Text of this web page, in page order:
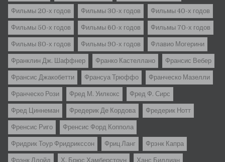
Фильмы 20-х годов Фильмы 30-х годов Фильмы 40-х годов
Фильмы 50-х годов Фильмы 60-х годов Фильмы 70-х годов
Фильмы 80-х годов Фильмы 90-х годов Флавио Могерини
Франклин Дж. Шаффнер Франко Кастеллано Франсис Вебер
Франсис Джакобетти Франсуа Трюффо Франческо Мазелли
Франческо Рози Фред М. Уилкокс Фред Ф. Сирс
Фред Циннеман Фредерик Де Кордова Фредерик Нотт
Френсис Риго Френсис Форд Коппола
Фридрик Тоур Фридрикссон Фриц Ланг Фрэнк Капра
Фрэнк Ллойд Х. Брюс Хамберстоун Ханс Биллиан